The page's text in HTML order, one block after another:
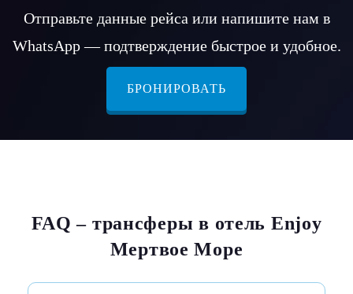
Отправьте данные рейса или напишите нам в
WhatsApp — подтверждение быстрое и удобное.
БРОНИРОВАТЬ
FAQ – трансферы в отель Enjoy
Мертвое Море